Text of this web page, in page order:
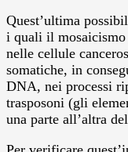
Quest’ultima
i quali il mosaicismo
nelle cellule
somatiche, in
DNA, nei processi
trasposoni (gli
una parte all’altra